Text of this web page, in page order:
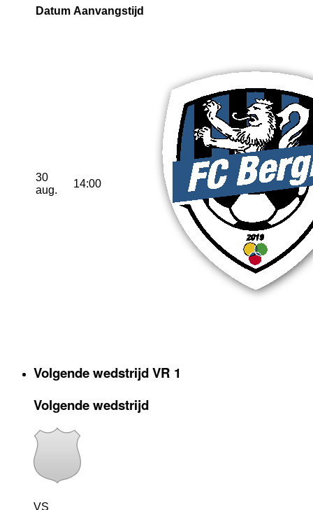
Datum Aanvangstijd
30
aug.
14:00
Volgende wedstrijd VR 1
Volgende wedstrijd
VS